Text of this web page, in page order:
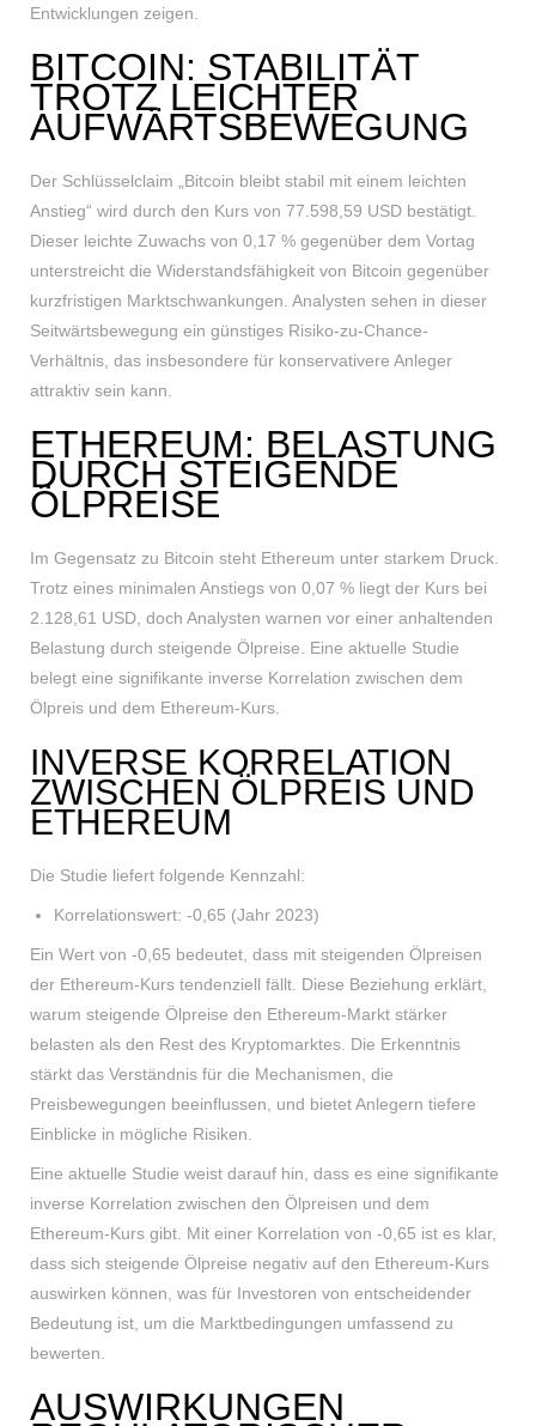
Entwicklungen zeigen.
BITCOIN: STABILITÄT
TROTZ LEICHTER
AUFWÄRTSBEWEGUNG
Der Schlüsselclaim „Bitcoin bleibt stabil mit einem leichten
Anstieg“ wird durch den Kurs von 77.598,59 USD bestätigt.
Dieser leichte Zuwachs von 0,17 % gegenüber dem Vortag
unterstreicht die Widerstandsfähigkeit von Bitcoin gegenüber
kurzfristigen Marktschwankungen. Analysten sehen in dieser
Seitwärtsbewegung ein günstiges Risiko-zu-Chance-
Verhältnis, das insbesondere für konservativere Anleger
attraktiv sein kann.
ETHEREUM: BELASTUNG
DURCH STEIGENDE
ÖLPREISE
Im Gegensatz zu Bitcoin steht Ethereum unter starkem Druck.
Trotz eines minimalen Anstiegs von 0,07 % liegt der Kurs bei
2.128,61 USD, doch Analysten warnen vor einer anhaltenden
Belastung durch steigende Ölpreise. Eine aktuelle Studie
belegt eine signifikante inverse Korrelation zwischen dem
Ölpreis und dem Ethereum-Kurs.
INVERSE KORRELATION
ZWISCHEN ÖLPREIS UND
ETHEREUM
Die Studie liefert folgende Kennzahl:
Korrelationswert: -0,65 (Jahr 2023)
Ein Wert von -0,65 bedeutet, dass mit steigenden Ölpreisen
der Ethereum-Kurs tendenziell fällt. Diese Beziehung erklärt,
warum steigende Ölpreise den Ethereum-Markt stärker
belasten als den Rest des Kryptomarktes. Die Erkenntnis
stärkt das Verständnis für die Mechanismen, die
Preisbewegungen beeinflussen, und bietet Anlegern tiefere
Einblicke in mögliche Risiken.
Eine aktuelle Studie weist darauf hin, dass es eine signifikante
inverse Korrelation zwischen den Ölpreisen und dem
Ethereum-Kurs gibt. Mit einer Korrelation von -0,65 ist es klar,
dass sich steigende Ölpreise negativ auf den Ethereum-Kurs
auswirken können, was für Investoren von entscheidender
Bedeutung ist, um die Marktbedingungen umfassend zu
bewerten.
AUSWIRKUNGEN